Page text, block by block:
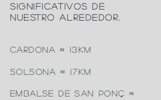
significativos de
nuestro alrededor.
CARDONA≈13KM
SOLSONA≈17KM
EMBALSE DE SAN PONÇ ≈